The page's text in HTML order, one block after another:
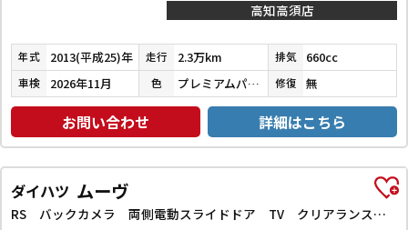
高知高須店
年式 2013(平成25)年 走行 2.3万km 排気 660cc
車検 2026年11月 色 プレミアムパープルパール 修復 無
お問い合わせ 詳細はこちら
ダイハツ ムーヴ
RS バックカメラ 両側電動スライドドア TV クリアランスソナー オートクルーズコントロール 衝突被害軽減システム オートライト LEDヘッドランプ スマートキー アイドリングストップ 電動格納ミラー